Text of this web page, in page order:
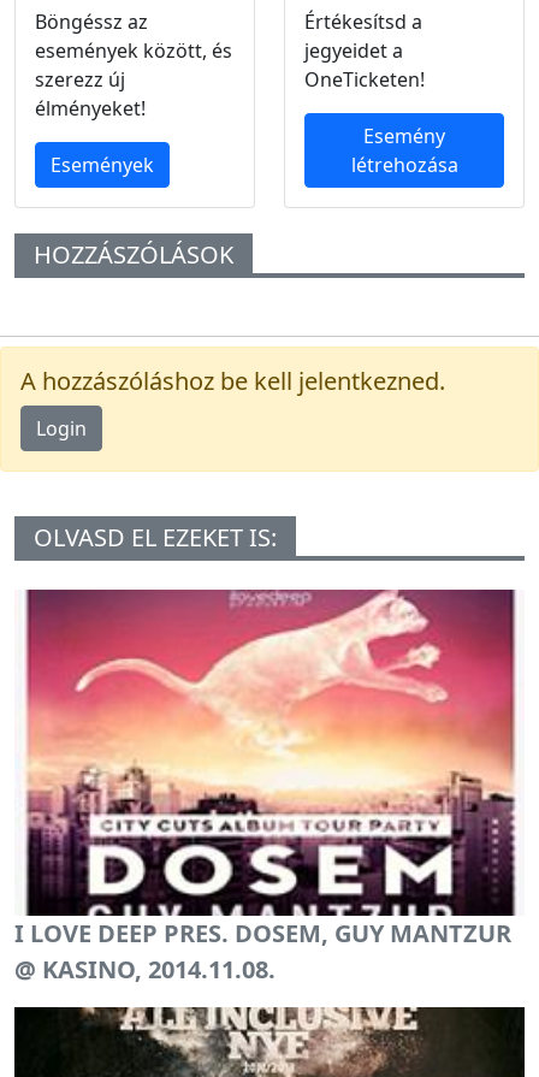
Böngéssz az
események között, és
szerezz új
élményeket!
Események
Értékesítsd a
jegyeidet a
OneTicketen!
Esemény
létrehozása
HOZZÁSZÓLÁSOK
A hozzászóláshoz be kell jelentkezned.
Login
OLVASD EL EZEKET IS:
I LOVE DEEP PRES. DOSEM, GUY MANTZUR
@ KASINO, 2014.11.08.